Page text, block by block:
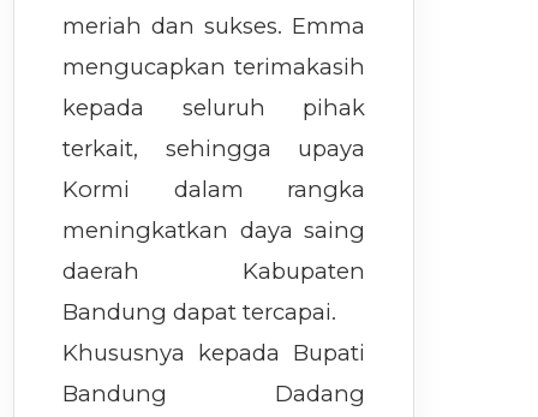
meriah dan sukses. Emma
mengucapkan terimakasih
kepada seluruh pihak
terkait, sehingga upaya
Kormi dalam rangka
meningkatkan daya saing
daerah Kabupaten
Bandung dapat tercapai.
Khususnya kepada Bupati
Bandung Dadang